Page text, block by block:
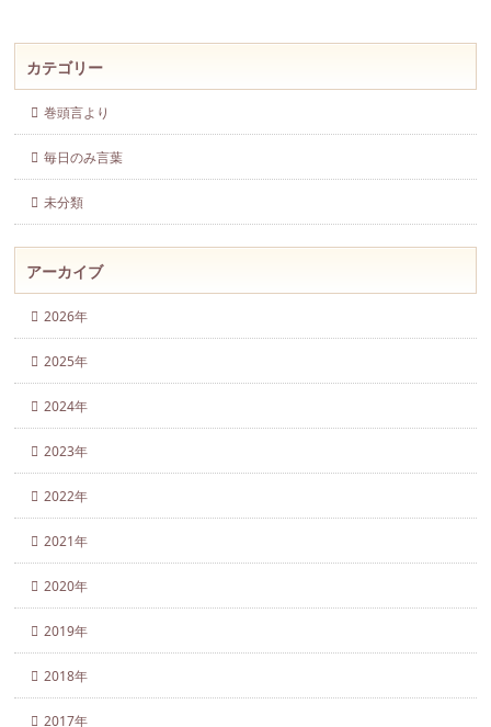
カテゴリー
巻頭言より
毎日のみ言葉
未分類
アーカイブ
2026年
2025年
2024年
2023年
2022年
2021年
2020年
2019年
2018年
2017年